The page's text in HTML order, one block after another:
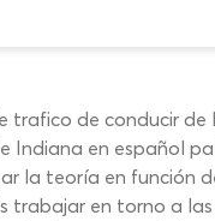
de conducir
Indiana en español
la teoría en función
trabajar en torno a